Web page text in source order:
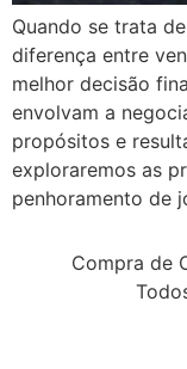
Quando se trata
diferença entre
melhor decisão
envolvam a
propósitos e
exploraremos as
penhoramento de
Compra de